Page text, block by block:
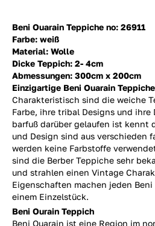
Beni Ouarain Teppiche no: 26911
Farbe: weiß
Material: Wolle
Dicke Teppich: 2- 4cm
Abmessungen: 300cm x 200cm
Einzigartige Beni Ouarain Teppiche
Charakteristisch sind die weiche
Farbe, ihre tribal Designs und ihre
barfuß darüber gelaufen ist kennt
und Design sind aus verschieden
werden keine Farbstoffe
sind die Berber Teppiche sehr
und strahlen einen Vintage
Eigenschaften machen jeden Beni
einem Einzelstück.
Beni Ourain Teppich
Beni Ouarain ist eine Region im